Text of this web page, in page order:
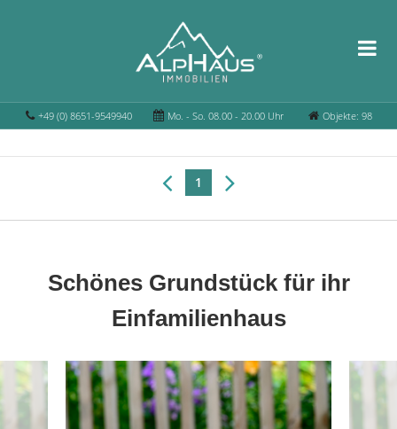
+49 (0) 8651-9549940 Mo. - So. 08.00 - 20.00 Uhr Objekte: 98
1
Schönes Grundstück für ihr
Einfamilienhaus